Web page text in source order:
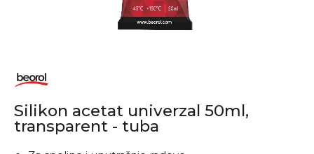
1 2 3
Silikon acetat univerzal 50ml,
transparent - tuba